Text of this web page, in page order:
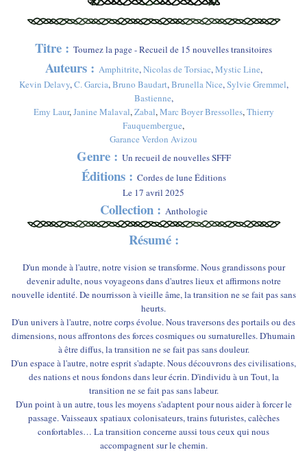
Titre : Tournez la page - Recueil de 15 nouvelles transitoires
Auteurs : Amphitrite,Nicolas de Torsiac,Mystic Line,
Kevin Delavy,C. Garcia,Bruno Baudart,Brunella Nice,Sylvie Gremmel,
Bastienne,
Emy Laur,Janine Malaval,Zabal,Marc Boyer Bressolles,Thierry
Fauquembergue,
Garance Verdon Avizou
Genre : Un recueil de nouvelles SFFF
Éditions : Cordes de lune Éditions
Le 17 avril 2025
Collection : Anthologie
Résumé :
D'un monde à l'autre, notre vision se transforme. Nous grandissons pour
devenir adulte, nous voyageons dans d'autres lieux et affirmons notre
nouvelle identité. De nourrisson à vieille âme, la transition ne se fait pas sans
heurts.
D'un univers à l'autre, notre corps évolue. Nous traversons des portails ou des
dimensions, nous affrontons des forces cosmiques ou surnaturelles. D'humain
à être diffus, la transition ne se fait pas sans douleur.
D'un espace à l'autre, notre esprit s'adapte. Nous découvrons des civilisations,
des nations et nous fondons dans leur écrin. D'individu à un Tout, la
transition ne se fait pas sans labeur.
D'un point à un autre, tous les moyens s'adaptent pour nous aider à forcer le
passage. Vaisseaux spatiaux colonisateurs, trains futuristes, calèches
confortables… La transition concerne aussi tous ceux qui nous
accompagnent sur le chemin.